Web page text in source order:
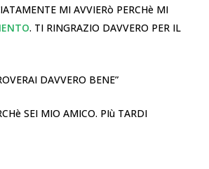
MI AVVIERò PERCHè MI
. TI RINGRAZIO DAVVERO PER IL
DAVVERO BENE”
SEI MIO AMICO. PIù TARDI